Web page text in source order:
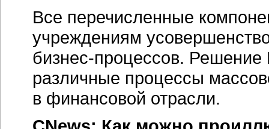
Все перечисленные
учреждениям
бизнес-процессов.
различные процессы
в финансовой отрасли.